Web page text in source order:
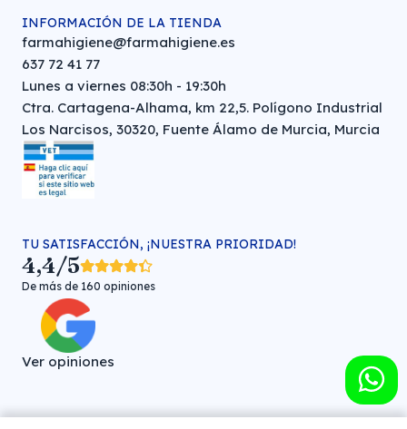
INFORMACIÓN DE LA TIENDA
farmahigiene@farmahigiene.es
637 72 41 77
Lunes a viernes 08:30h - 19:30h
Ctra. Cartagena-Alhama, km 22,5. Polígono Industrial
Los Narcisos, 30320, Fuente Álamo de Murcia, Murcia
TU SATISFACCIÓN, ¡NUESTRA PRIORIDAD!
4,4/5
De más de 160 opiniones
Ver opiniones